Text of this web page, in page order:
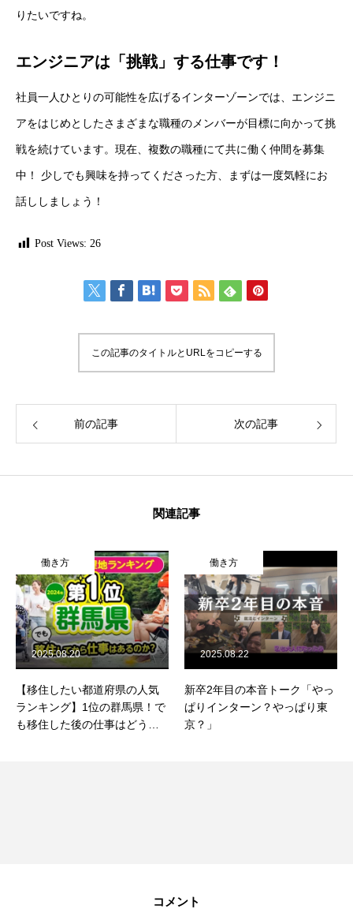
りたいですね。
エンジニアは「挑戦」する仕事です！
社員一人ひとりの可能性を広げるインターゾーンでは、エンジニ
アをはじめとしたさまざまな職種のメンバーが目標に向かって挑
戦を続けています。現在、複数の職種にて共に働く仲間を募集
中！ 少しでも興味を持ってくださった方、まずは一度気軽にお
話ししましょう！
Post Views: 26
この記事のタイトルとURLをコピーする
前の記事 次の記事
関連記事
働き方
【移住したい都道府県の人気
ランキング】1位の群馬県！で
も移住した後の仕事はどうす
2025.08.20
働き方
新卒2年目の本音トーク「やっ
ぱりインターン？やっぱり東
京？」
2025.08.22
コメント